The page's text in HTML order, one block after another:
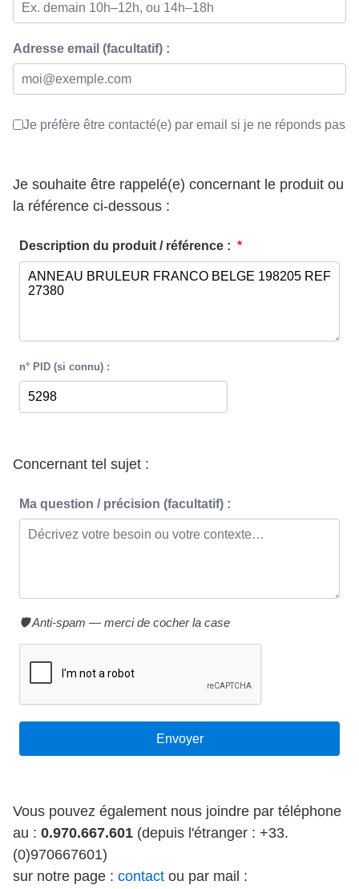
Adresse email (facultatif) :
Je préfère être contacté(e) par email si je ne réponds pas
Je souhaite être rappelé(e) concernant le produit ou
la référence ci-dessous :
Description du produit / référence : *
n° PID (si connu) :
Concernant tel sujet :
Ma question / précision (facultatif) :
🛡️ Anti-spam — merci de cocher la case
Vous pouvez également nous joindre par téléphone
au : 0.970.667.601 (depuis l'étranger : +33.
(0)970667601)
sur notre page : contact ou par mail :